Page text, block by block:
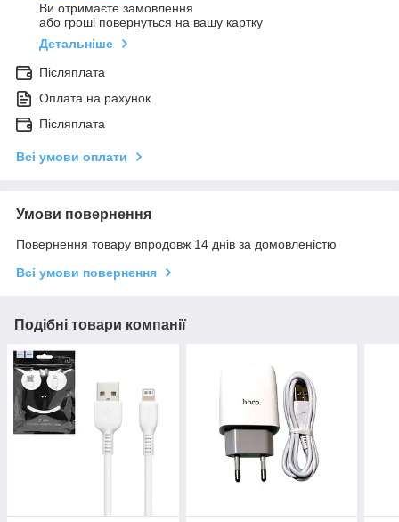
Ви отримаєте замовлення
або гроші повернуться на вашу картку
Детальніше
Післяплата
Оплата на рахунок
Післяплата
Всі умови оплати
Умови повернення
Повернення товару впродовж 14 днів за домовленістю
Всі умови повернення
Подібні товари компанії